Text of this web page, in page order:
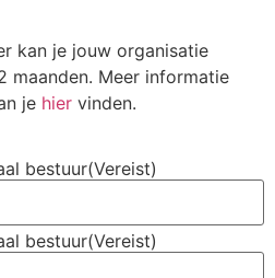
kan je jouw organisatie
maanden. Meer informatie
je hier vinden.
bestuur(Vereist)
bestuur(Vereist)